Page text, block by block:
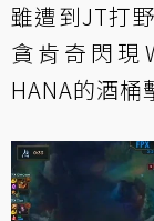
雖遭到JT打
貪肯奇閃現
HANA的酒桶